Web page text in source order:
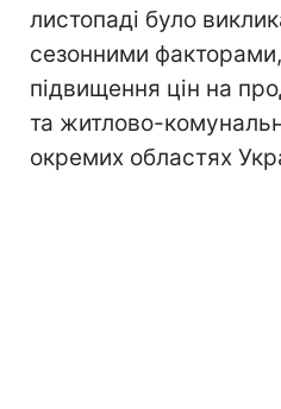
листопаді було
сезонними
підвищення цін на
та житлово-
окремих областях